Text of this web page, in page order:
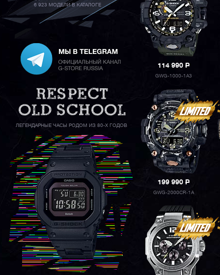
6 923 МОДЕЛИ В КАТАЛОГЕ
ЛЕГЕНДАРНЫЕ ЧАСЫ РОДОМ ИЗ 80-Х ГОДОВ
114 990P
GWG-1000-1A3
199 990P
GWG-2000CR-1A